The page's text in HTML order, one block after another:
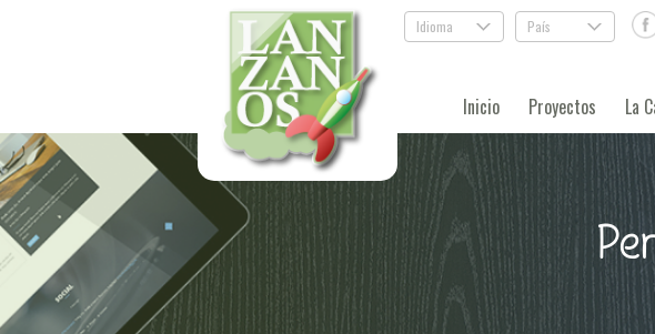
Idioma . País .
Inicio Proyectos La